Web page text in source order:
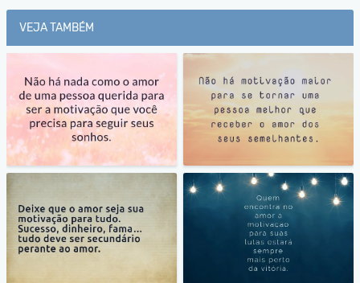
VEJA TAMBÉM